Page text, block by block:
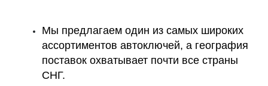
Мы предлагаем один из самых широких
ассортиментов автоключей, а география
поставок охватывает почти все страны
СНГ.